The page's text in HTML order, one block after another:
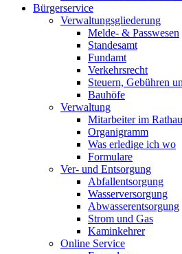
Bürgerservice
Verwaltungsgliederung
Melde- & Passwesen
Standesamt
Fundamt
Verkehrsrecht
Steuern, Gebühren
Bauhöfe
Verwaltung
Mitarbeiter im
Organigramm
Was erledige ich wo
Formulare
Ver- und Entsorgung
Abfallentsorgung
Wasserversorgung
Abwasserentsorgung
Strom und Gas
Kaminkehrer
Online Service